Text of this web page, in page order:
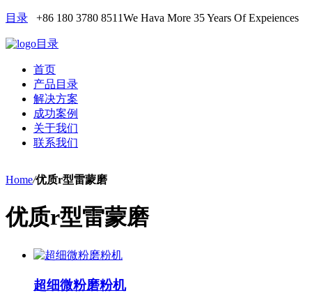
目录 +86 180 3780 8511We Hava More 35 Years Of Expeiences
目录
首页
产品目录
解决方案
成功案例
关于我们
联系我们
Home/优质r型雷蒙磨
优质r型雷蒙磨
超细微粉磨粉机